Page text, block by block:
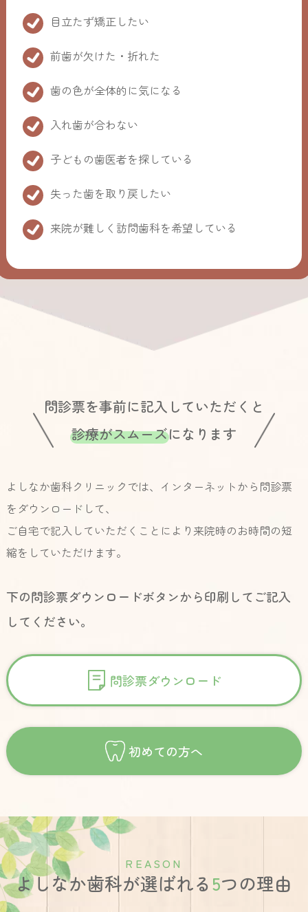
目立たず矯正したい
前歯が欠けた・折れた
歯の色が全体的に気になる
入れ歯が合わない
子どもの歯医者を探している
失った歯を取り戻したい
来院が難しく訪問歯科を希望している
問診票を事前に記入していただく と
診療がスムーズになります
よしなか歯科クリニックでは、インターネットから問診票
をダウンロードして、
ご自宅で記入していただくことにより来院時のお時間の短
縮をしていただけます。
下の問診票ダウンロードボタンから印刷してご記入
してください。
問診票ダウンロード
初めての方へ
R EASO N
よしなか歯科が選ばれる5つの理由